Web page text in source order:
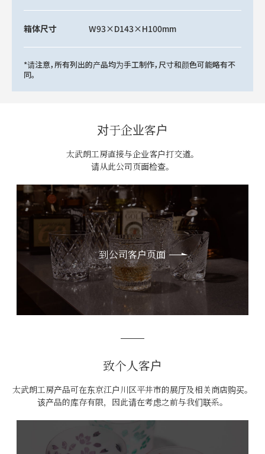
箱体尺寸 W93×D143×H100mm
*请注意，所有列出的产品均为手工制作，尺寸和颜色可能略有不
同。
对于企业客户
太武朗工房直接与企业客户打交道。
请从此公司页面检查。
到公司客户页面
致个人客户
太武朗工房产品可在东京江户川区平井市的展厅及相关商店购买。
该产品的库存有限，因此请在考虑之前与我们联系。